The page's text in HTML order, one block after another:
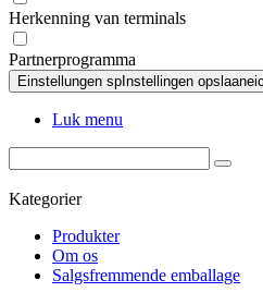
Herkenning van terminals
Partnerprogramma
Luk menu
Kategorier
Produkter
Om os
Salgsfremmende emballage